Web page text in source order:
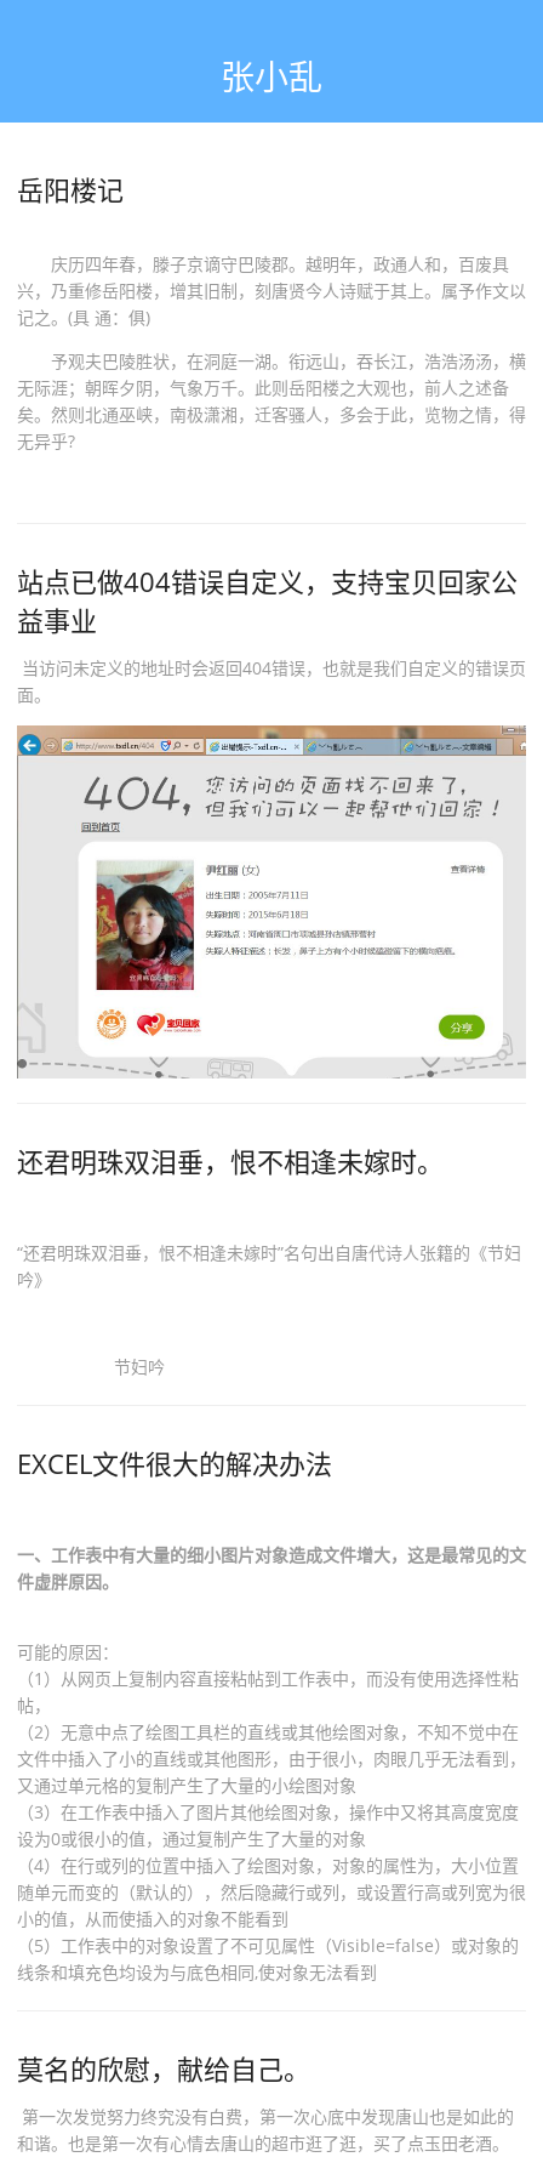
张小乱
岳阳楼记
庆历四年春，滕子京谪守巴陵郡。越明年，政通人和，百废具
兴，乃重修岳阳楼，增其旧制，刻唐贤今人诗赋于其上。属予作文以
记之。(具 通：俱)
予观夫巴陵胜状，在洞庭一湖。衔远山，吞长江，浩浩汤汤，横
无际涯；朝晖夕阴，气象万千。此则岳阳楼之大观也，前人之述备
矣。然则北通巫峡，南极潇湘，迁客骚人，多会于此，览物之情，得
无异乎?
站点已做404错误自定义，支持宝贝回家公
益事业
当访问未定义的地址时会返回404错误，也就是我们自定义的错误页
面。
还君明珠双泪垂，恨不相逢未嫁时。
“还君明珠双泪垂，恨不相逢未嫁时”名句出自唐代诗人张籍的《节妇
吟》
节妇吟
EXCEL文件很大的解决办法
一、工作表中有大量的细小图片对象造成文件增大，这是最常见的文
件虚胖原因。
可能的原因：
（1）从网页上复制内容直接粘帖到工作表中，而没有使用选择性粘
帖，
（2）无意中点了绘图工具栏的直线或其他绘图对象，不知不觉中在
文件中插入了小的直线或其他图形，由于很小，肉眼几乎无法看到，
又通过单元格的复制产生了大量的小绘图对象
（3）在工作表中插入了图片其他绘图对象，操作中又将其高度宽度
设为0或很小的值，通过复制产生了大量的对象
（4）在行或列的位置中插入了绘图对象，对象的属性为，大小位置
随单元而变的（默认的），然后隐藏行或列，或设置行高或列宽为很
小的值，从而使插入的对象不能看到
（5）工作表中的对象设置了不可见属性（Visible=false）或对象的
线条和填充色均设为与底色相同,使对象无法看到
莫名的欣慰，献给自己。
第一次发觉努力终究没有白费，第一次心底中发现唐山也是如此的
和谐。也是第一次有心情去唐山的超市逛了逛，买了点玉田老酒。